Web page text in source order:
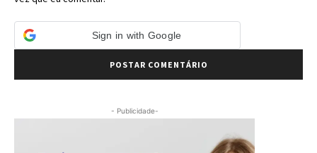
Sign in with Google
- Publicidade-